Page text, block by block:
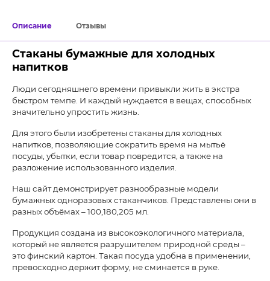
Описание
Стаканы бумажные для холодных
напитков
Люди сегодняшнего времени привыкли жить в экстра
быстром темпе. И каждый нуждается в вещах, способных
значительно упростить жизнь.
Для этого были изобретены стаканы для холодных
напитков, позволяющие сократить время на мытьё
посуды, убытки, если товар повредится, а также на
разложение использованного изделия.
Наш сайт демонстрирует разнообразные модели
бумажных одноразовых стаканчиков. Представлены они в
разных объёмах – 100,180,205 мл.
Продукция создана из высокоэкологичного материала,
который не является разрушителем природной среды –
это финский картон. Такая посуда удобна в применении,
превосходно держит форму, не сминается в руке.
Отзывы